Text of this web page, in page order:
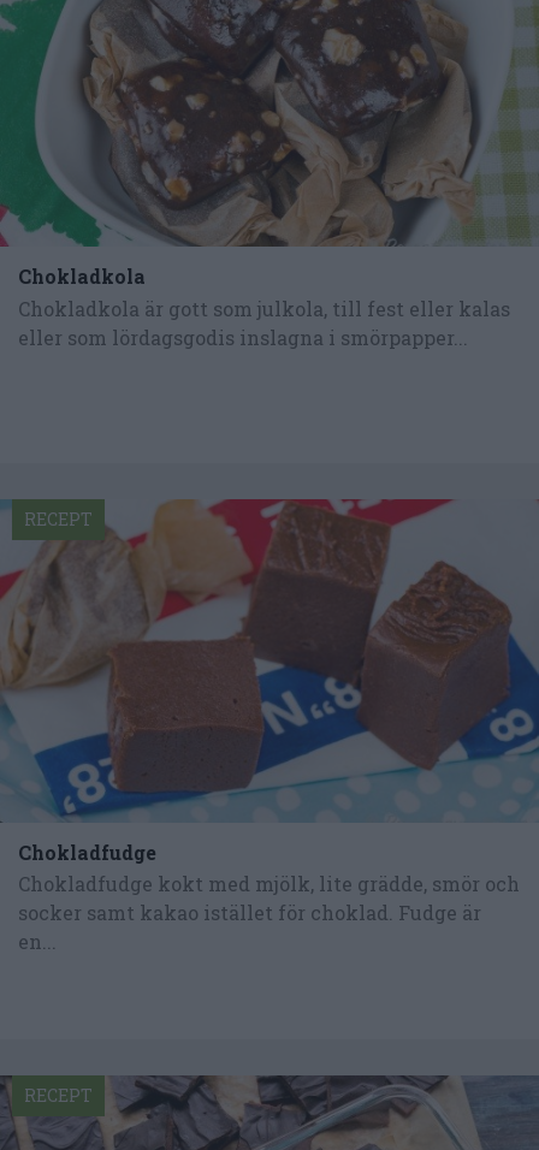
Chokladkola
Chokladkola är gott som julkola, till fest eller kalas
eller som lördagsgodis inslagna i smörpapper...
Chokladfudge
Chokladfudge kokt med mjölk, lite grädde, smör och
socker samt kakao istället för choklad. Fudge är
en...
RECEPT
RECEPT